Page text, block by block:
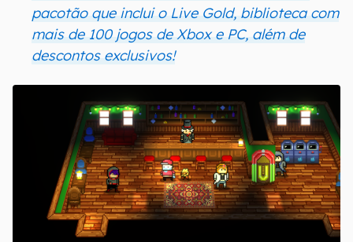
pacotão que inclui o Live Gold, biblioteca com
mais de 100 jogos de Xbox e PC, além de
descontos exclusivos!